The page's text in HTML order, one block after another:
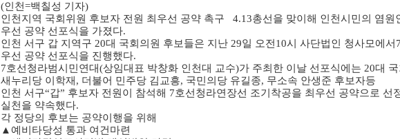
(인천=백칠성 기자)
인천지역 국회위원 후보자 전원 최우선 공약 촉구 4.13총선을 맞이해 인천시민의 염원
우선 공약 선포식을 가졌다.
인천 서구 갑 지역구 20대 국회의원 후보들은 지난 29일 오전10시 사단법인 청사모에서
우선 공약 선포식을 진행했다.
7호선청라범시민연대(상임대표 박창화 인천대 교수)가 주최한 이날 선포식에는 20대
새누리당 이학재, 더불어 민주당 김교흥, 국민의당 유길종, 무소속 안생준 후보자등
인천 서구“갑” 후보자 전원이 참석해 7호선청라연장선 조기착공을 최우선 공약으로 선
실천을 약속했다.
각 정당의 후보는 공약이행을 위해
▲예비타당성 통과 여건마련